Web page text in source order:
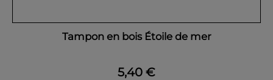
Tampon en bois Étoile de mer
5,40 €